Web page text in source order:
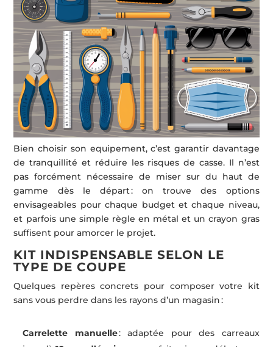
Bien choisir son equipement, c’est garantir davantage
de tranquillité et réduire les risques de casse. Il n’est
pas forcément nécessaire de miser sur du haut de
gamme dès le départ : on trouve des options
envisageables pour chaque budget et chaque niveau,
et parfois une simple règle en métal et un crayon gras
suffisent pour amorcer le projet.
KIT INDISPENSABLE SELON LE
TYPE DE COUPE
Quelques repères concrets pour composer votre kit
sans vous perdre dans les rayons d’un magasin :
Carrelette manuelle: adaptée pour des carreaux